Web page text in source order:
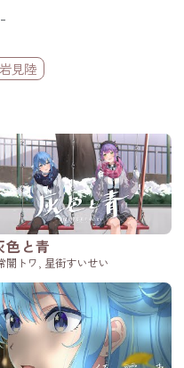
見陸
色と青
闇トワ, 星街すいせい